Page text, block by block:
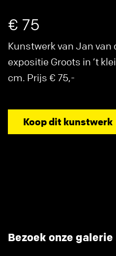
€ 75
Kunstwerk van Jan van
expositie Groots in ’t
cm. Prijs € 75,-
Koop dit kunstwerk
Bezoek onze galerie